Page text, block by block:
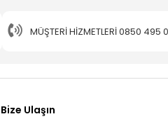
MÜŞTERI HIZMETLERI0850 495
Bize Ulaşın